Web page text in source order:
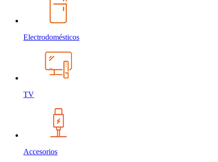
Electrodomésticos
TV
Accesorios